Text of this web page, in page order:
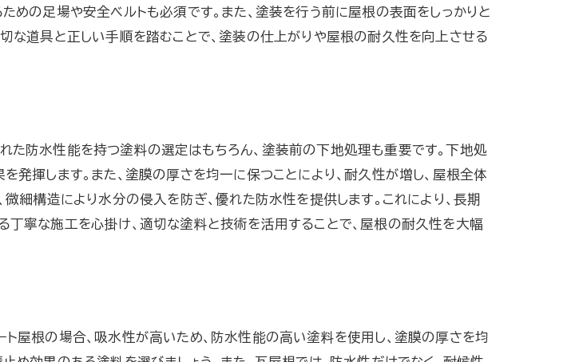
要な理由を解説
とタイミング
る効果の測定方法
根塗装を長持ちさせるテクニック
下地処理
き温度と湿度
燥方法
めの足場や安全ベルトも必須です。また、塗装を行う前に屋根の表面をしっかりと
な道具と正しい手順を踏むことで、塗装の仕上がりや屋根の耐久性を向上させる
た防水性能を持つ塗料の選定はもちろん、塗装前の下地処理も重要です。下地処
発揮します。また、塗膜の厚さを均一に保つことにより、耐久性が増し、屋根全体
細構造により水分の侵入を防ぎ、優れた防水性を提供します。これにより、長期
寧な施工を心掛け、適切な塗料と技術を活用することで、屋根の耐久性を大幅
屋根の場合、吸水性が高いため、防水性能の高い塗料を使用し、塗膜の厚さを均